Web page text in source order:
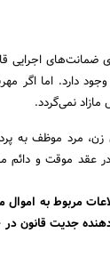
نمی‌گردد.
زن، مرد موظف به
عقد موقت و
با ارائه اطلاعات
‌دهنده جدیت قانون